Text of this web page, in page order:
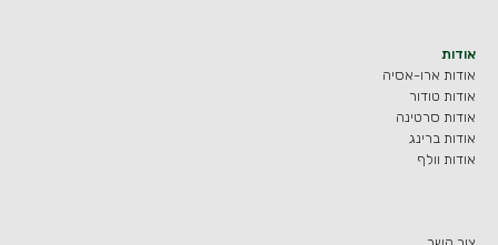
אודות
אודות ארו-אסיה
אודות טודור
אודות סרטינה
אודות ברינג
אודות וולף